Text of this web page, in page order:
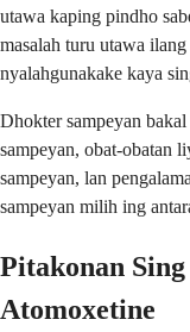
utawa kaping pindho
masalah turu utawa
nyalahgunakake kaya
Dhokter sampeyan
sampeyan, obat-obatan
sampeyan, lan
sampeyan milih ing
Pitakonan
Atomoxetine